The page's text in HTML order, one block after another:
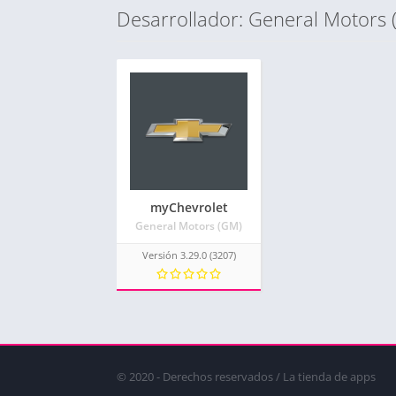
Desarrollador: General Motors
myChevrolet
General Motors (GM)
Versión 3.29.0 (3207)
© 2020 - Derechos reservados / La tienda de apps